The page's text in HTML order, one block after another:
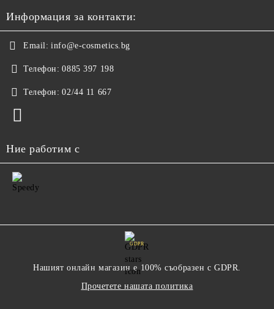
Информация за контакти:
Email: info@e-cosmetics.bg
Телефон: 0885 397 198
Телефон: 02/44 11 667
Ние работим с
GDPR
Нашият онлайн магазин е 100% съобразен с GDPR.
Прочетете нашата политика